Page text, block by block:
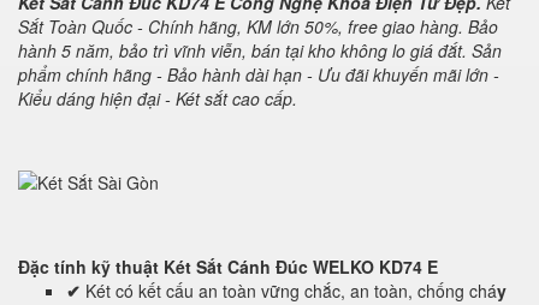
Sắt Toàn Quốc - Chính hãng, KM lớn 50%, free giao hàng. Bảo
hành 5 năm, bảo trì vĩnh viễn, bán tại kho không lo giá đắt. Sản
phẩm chính hãng - Bảo hành dài hạn - Ưu đãi khuyến mãi lớn -
Kiểu dáng hiện đại - Két sắt cao cấp.
Đặc tính kỹ thuật Két Sắt Cánh Đúc WELKO KD74 E
✔ Két có kết cấu an toàn vững chắc, an toàn, chống cháy